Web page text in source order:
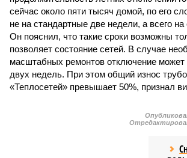
сейчас около пяти тысяч домой, по его
не на стандартные две недели, а всего
Он пояснил, что такие сроки возможны
позволяет состояние сетей. В случае
масштабных ремонтов отключение
двух недель. При этом общий износ
«Теплосетей» превышает 50%, признал